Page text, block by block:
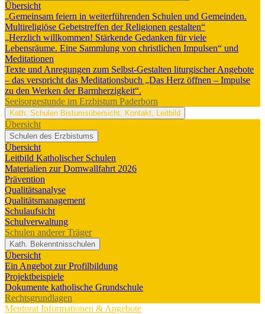
Übersicht
„Gemeinsam feiern in weiterführenden Schulen und Gemeinden.
Multireligiöse Gebetstreffen der Religionen gestalten“
„Herzlich willkommen! Stärkende Gedanken für viele
Lebensräume. Eine Sammlung von christlichen Impulsen“ und
Meditationen
Texte und Anregungen zum Selbst-Gestalten liturgischer Angebote
– das verspricht das Meditationsbuch „Das Herz öffnen – Impulse
zu den Werken der Barmherzigkeit“.
Seelsorgestunde im Erzbistum Paderborn
Kath. Schulen Bistumsübersicht, Kontakt, Leitbild
Übersicht
Schulen des Erzbistums
Übersicht
Leitbild Katholischer Schulen
Materialien zur Domwallfahrt 2026
Prävention
Qualitätsanalyse
Qualitätsmanagement
Schulaufsicht
Schulverwaltung
Schulen anderer Träger
Kath. Bekenntnisschulen
Übersicht
Ein Angebot zur Profilbildung
Projektbeispiele
Dokumente katholische Grundschule
Rechtsgrundlagen
Mentorat Informationen & Angebote